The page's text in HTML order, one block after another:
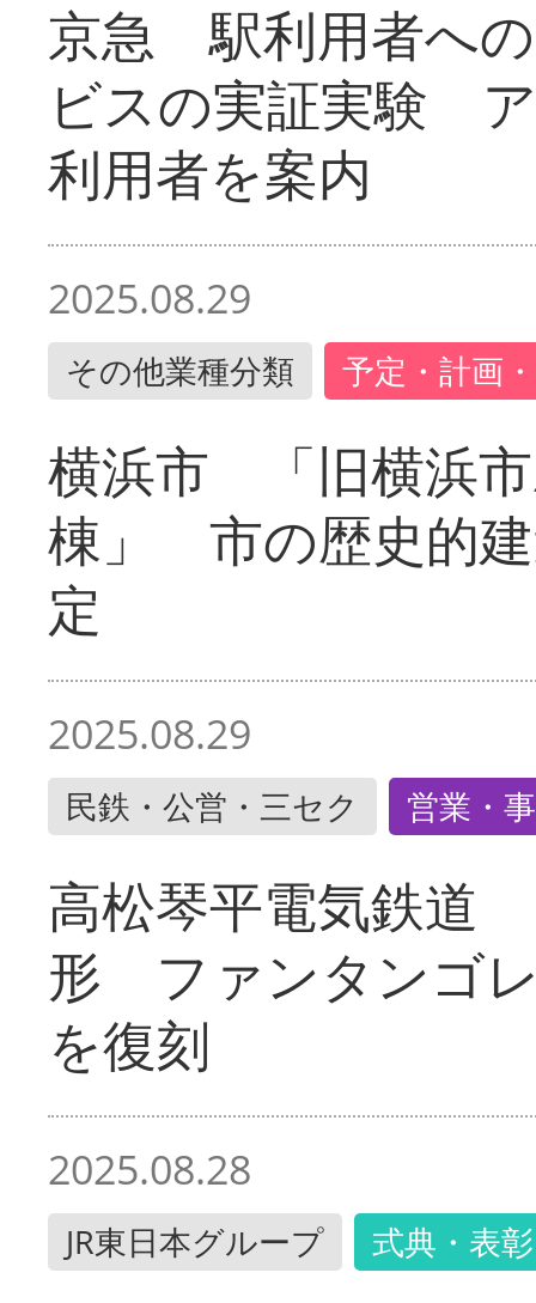
京急 駅利用者へ
ビスの実証実験
利用者を案内
2025.08.29
その他業種分類 予定・計画
横浜市 「旧横浜
棟」 市の歴史的
定
2025.08.29
民鉄・公営・三セク 営業・
高松琴平電気鉄道
形 ファンタンゴ
を復刻
2025.08.28
JR東日本グループ 式典・表彰